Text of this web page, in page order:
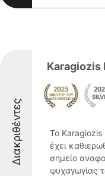
Διακριθέντες
Karagiozis
Το Karagiozis
έχει
σημείο
ψυχαγωγίας